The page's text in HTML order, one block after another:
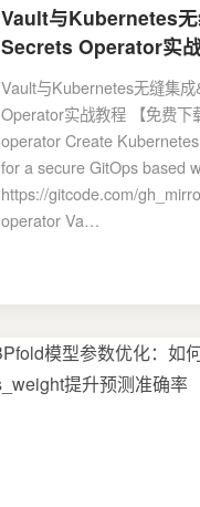
Vault与Kubernetes
Secrets Operator实
Vault与Kubernetes无缝集
Operator实战教程 【免费下
operator Create
for a secure GitOps based
https://gitcode.com/
operator Va…